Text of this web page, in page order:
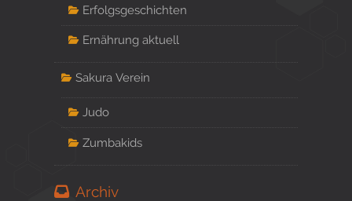
Erfolgsgeschichten
Ernährung aktuell
Sakura Verein
Judo
Zumbakids
Archiv